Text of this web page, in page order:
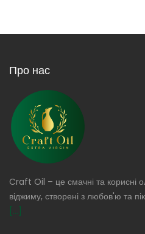
Про нас
Craft Oil – це смачні та корисні
віджиму, створені з любов'ю та
[...]